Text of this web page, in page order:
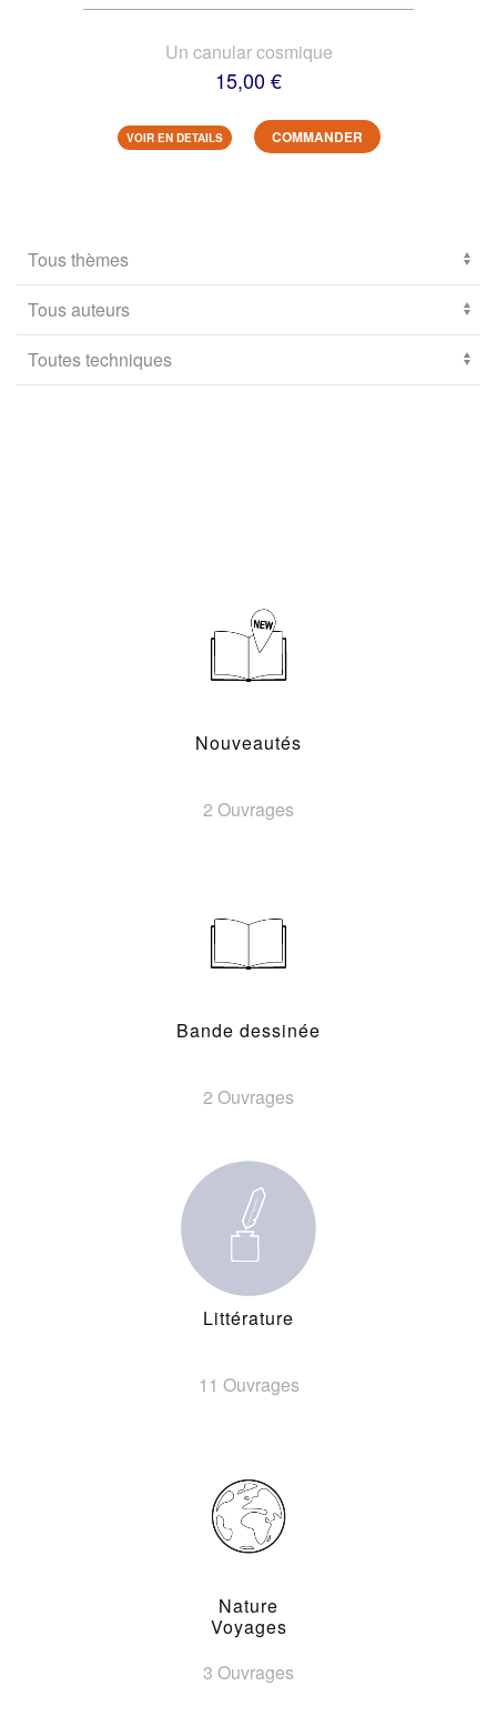
Un canular cosmique
15,00 €
VOIR EN DETAILS COMMANDER
Nouveautés
2 Ouvrages
Bande dessinée
2 Ouvrages
Littérature
11 Ouvrages
Nature
Voyages
3 Ouvrages